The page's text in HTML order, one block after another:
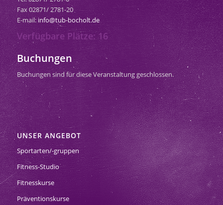
Fax 02871/ 2781-20
E-mail:info@tub-bocholt.de
Verfügbare Plätze: 16
Buchungen
Buchungen sind für diese Veranstaltung geschlossen.
UNSER ANGEBOT
Sportarten/-gruppen
Fitness-Studio
Fitnesskurse
Präventionskurse